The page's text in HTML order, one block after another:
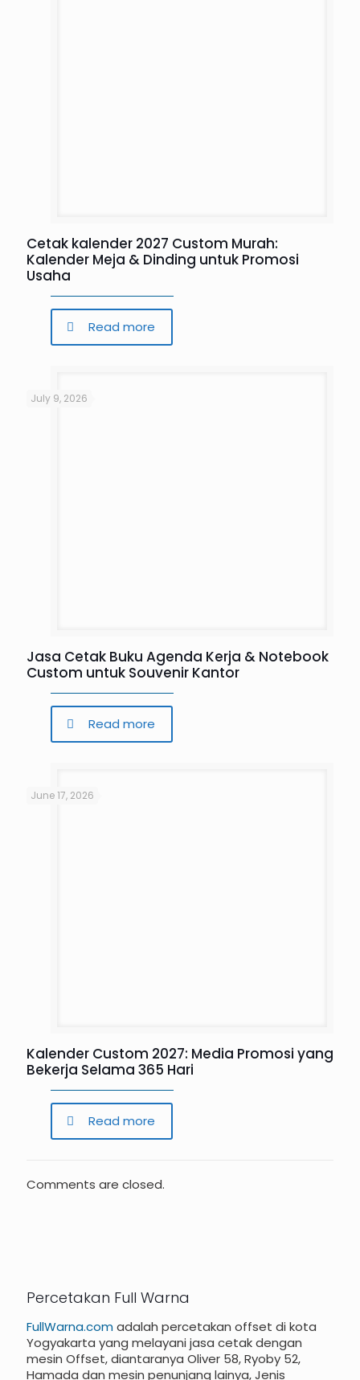
Cetak kalender 2027 Custom Murah:
Kalender Meja & Dinding untuk Promosi
Usaha
Read more
July 9, 2026
Jasa Cetak Buku Agenda Kerja & Notebook
Custom untuk Souvenir Kantor
Read more
June 17, 2026
Kalender Custom 2027: Media Promosi yang
Bekerja Selama 365 Hari
Read more
Comments are closed.
Percetakan Full Warna
FullWarna.comadalah percetakan offset di kota
Yogyakarta yang melayani jasa cetak dengan
mesin Offset, diantaranya Oliver 58, Ryoby 52,
Hamada dan mesin penunjang lainya, Jenis